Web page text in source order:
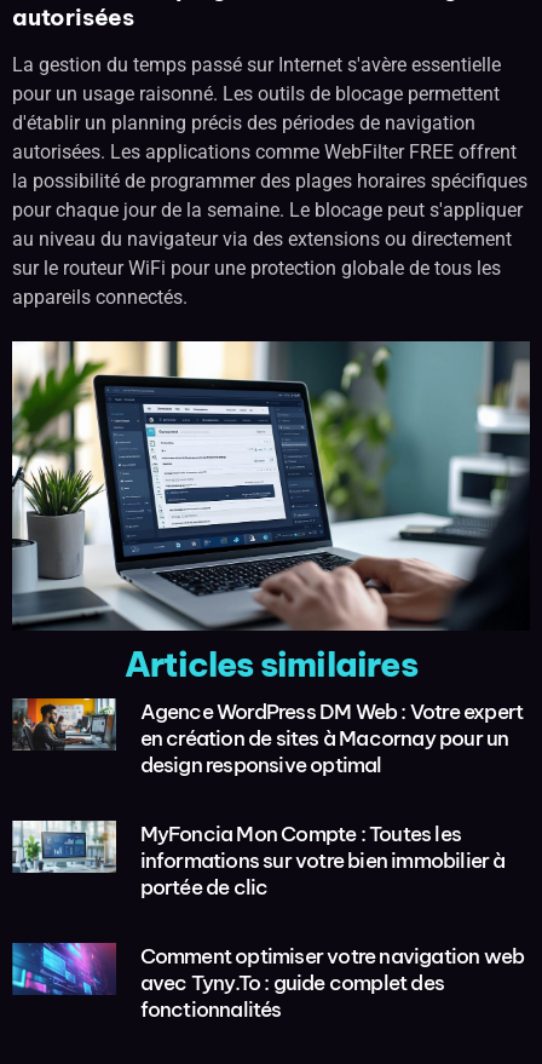
autorisées
La gestion du temps passé sur Internet s'avère essentielle
pour un usage raisonné. Les outils de blocage permettent
d'établir un planning précis des périodes de navigation
autorisées. Les applications comme WebFilter FREE offrent
la possibilité de programmer des plages horaires spécifiques
pour chaque jour de la semaine. Le blocage peut s'appliquer
au niveau du navigateur via des extensions ou directement
sur le routeur WiFi pour une protection globale de tous les
appareils connectés.
Articles similaires
Agence WordPress DM Web : Votre expert
en création de sites à Macornay pour un
design responsive optimal
MyFoncia Mon Compte : Toutes les
informations sur votre bien immobilier à
portée de clic
Comment optimiser votre navigation web
avec Tyny.To : guide complet des
fonctionnalités